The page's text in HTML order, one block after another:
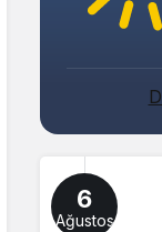
6
Ağustos